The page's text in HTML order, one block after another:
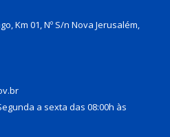
Km 01, Nº S/n Nova Jerusalém,
a sexta das 08:00h às